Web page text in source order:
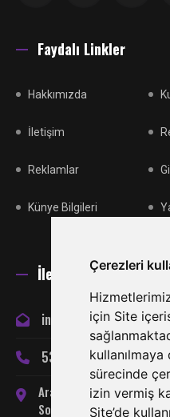
Çerezleri
için Site
sürecinde
izin vermiş
Site’de
Faydalı Linkler
Hakkımızda
İletişim
Reklamlar
Künye Bilgileri
İletişim
info@miraclespor.com
533 866 24 66
Arabahmet Mahallesi,
Somuncuoğlu Sokak No:7